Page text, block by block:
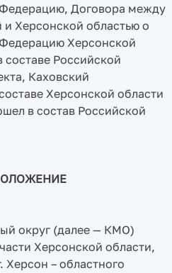
Договора между
Херсонской областью о
Херсонской
составе Российской
Каховский
Херсонской области
в состав Российской
округ (далее — КМО)
Херсонской области,
Херсон – областного